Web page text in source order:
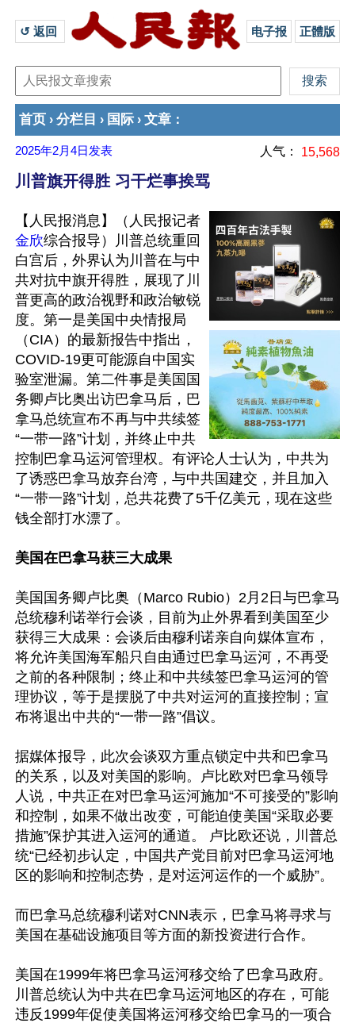
↺ 返回 电子报 正體版
首页 › 分栏目 › 国际 › 文章 ：
2025年2月4日 发表 人气： 15,568
川普旗开得胜 习干烂事挨骂
【人民报消息】（人民报记者
金欣综合报导）川普总统重回
白宫后，外界认为川普在与中
共对抗中旗开得胜，展现了川
普更高的政治视野和政治敏锐
度。第一是美国中央情报局
（CIA）的最新报告中指出，
COVID-19更可能源自中国实
验室泄漏。第二件事是美国国
务卿卢比奥出访巴拿马后，巴
拿马总统宣布不再与中共续签
“一带一路”计划，并终止中共
控制巴拿马运河管理权。有评论人士认为，中共为
了诱惑巴拿马放弃台湾，与中共国建交，并且加入
“一带一路”计划，总共花费了5千亿美元，现在这些
钱全部打水漂了。
美国在巴拿马获三大成果
美国国务卿卢比奥（Marco Rubio）2月2日与巴拿马
总统穆利诺举行会谈，目前为止外界看到美国至少
获得三大成果：会谈后由穆利诺亲自向媒体宣布，
将允许美国海军船只自由通过巴拿马运河，不再受
之前的各种限制；终止和中共续签巴拿马运河的管
理协议，等于是摆脱了中共对运河的直接控制；宣
布将退出中共的“一带一路”倡议。
据媒体报导，此次会谈双方重点锁定中共和巴拿马
的关系，以及对美国的影响。卢比欧对巴拿马领导
人说，中共正在对巴拿马运河施加“不可接受的”影响
和控制，如果不做出改变，可能迫使美国“采取必要
措施”保护其进入运河的通道。 卢比欧还说，川普总
统“已经初步认定，中国共产党目前对巴拿马运河地
区的影响和控制态势，是对运河运作的一个威胁”。
而巴拿马总统穆利诺对CNN表示，巴拿马将寻求与
美国在基础设施项目等方面的新投资进行合作。
美国在1999年将巴拿马运河移交给了巴拿马政府。
川普总统认为中共在巴拿马运河地区的存在，可能
违反1999年促使美国将运河移交给巴拿马的一项合